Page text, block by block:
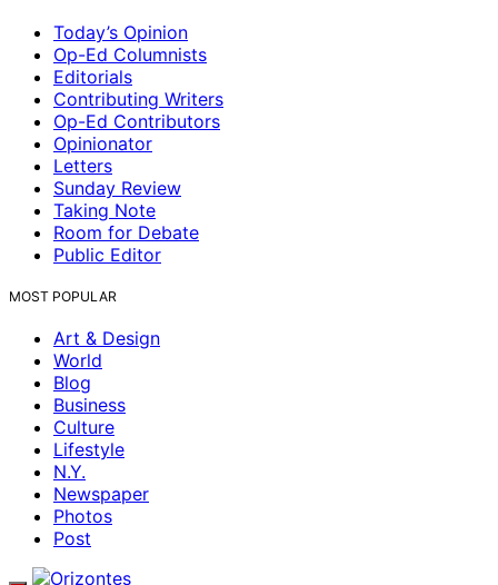
Today’s Opinion
Op-Ed Columnists
Editorials
Contributing Writers
Op-Ed Contributors
Opinionator
Letters
Sunday Review
Taking Note
Room for Debate
Public Editor
MOST POPULAR
Art & Design
World
Blog
Business
Culture
Lifestyle
N.Y.
Newspaper
Photos
Post